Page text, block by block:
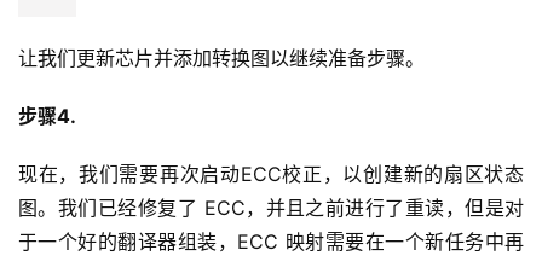
让我们更新芯片并添加转换图以继续准备步骤。
步骤4.
现在，我们需要再次启动ECC校正，以创建新的扇区状态
图。我们已经修复了 ECC，并且之前进行了重读，但是对
于一个好的翻译器组装，ECC 映射需要在一个新任务中再